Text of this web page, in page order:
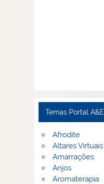
Temas Portal A&E
Afrodite
Altares Virtuais
Amarrações
Anjos
Aromaterapia